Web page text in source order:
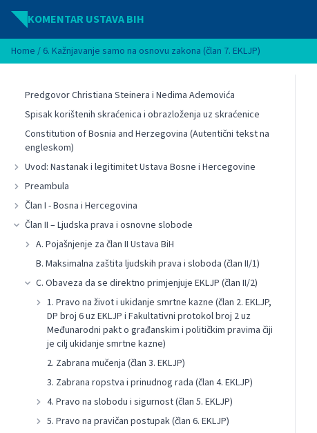
Idi na sadržaj
KOMENTAR USTAVA BIH
Home / 6. Kažnjavanje samo na osnovu zakona (član 7. EKLJP)
Predgovor Christiana Steinera i Nedima Ademovića
Spisak korištenih skraćenica i obrazloženja uz skraćenice
Constitution of Bosnia and Herzegovina (Autentični tekst na
engleskom)
Uvod: Nastanak i legitimitet Ustava Bosne i Hercegovine
Preambula
Član I - Bosna i Hercegovina
Član II – Ljudska prava i osnovne slobode
A. Pojašnjenje za član II Ustava BiH
B. Maksimalna zaštita ljudskih prava i sloboda (član II/1)
C. Obaveza da se direktno primjenjuje EKLJP (član II/2)
1. Pravo na život i ukidanje smrtne kazne (član 2. EKLJP,
DP broj 6 uz EKLJP i Fakultativni protokol broj 2 uz
Međunarodni pakt o građanskim i političkim pravima čiji
je cilj ukidanje smrtne kazne)
2. Zabrana mučenja (član 3. EKLJP)
3. Zabrana ropstva i prinudnog rada (član 4. EKLJP)
4. Pravo na slobodu i sigurnost (član 5. EKLJP)
5. Pravo na pravičan postupak (član 6. EKLJP)